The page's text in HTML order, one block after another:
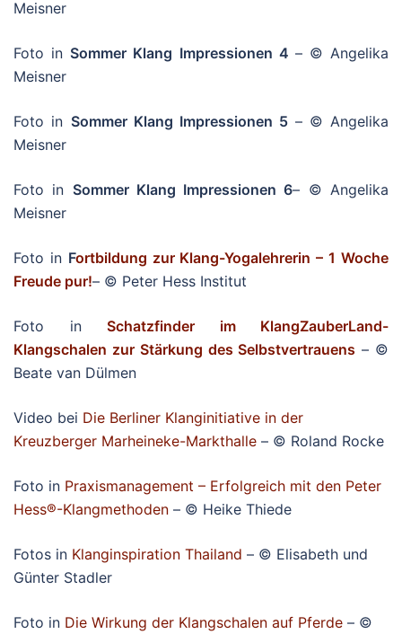
Meisner
Foto in Sommer Klang Impressionen 4 – © Angelika
Meisner
Foto in Sommer Klang Impressionen 5 – © Angelika
Meisner
Foto in Sommer Klang Impressionen 6– © Angelika
Meisner
Foto in Fortbildung zur Klang-Yogalehrerin – 1 Woche
Freude pur!– © Peter Hess Institut
Foto in Schatzfinder im KlangZauberLand-
Klangschalen zur Stärkung des Selbstvertrauens – ©
Beate van Dülmen
Video bei Die Berliner Klanginitiative in der
Kreuzberger Marheineke-Markthalle – © Roland Rocke
Foto in Praxismanagement – Erfolgreich mit den Peter
Hess®-Klangmethoden – © Heike Thiede
Fotos in Klanginspiration Thailand – © Elisabeth und
Günter Stadler
Foto in Die Wirkung der Klangschalen auf Pferde – ©